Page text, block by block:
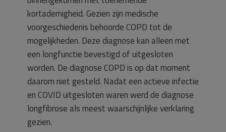
kortademigheid. Gezien zijn medische
voorgeschiedenis behoorde COPD tot de
mogelijkheden. Deze diagnose kan alleen met
een longfunctie bevestigd of uitgesloten
worden. De diagnose COPD is op dat moment
daarom niet gesteld. Nadat een actieve infectie
en COVID uitgesloten waren werd de diagnose
longfibrose als meest waarschijnlijke verklaring
gezien.